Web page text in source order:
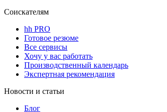
Соискателям
hh PRO
Готовое резюме
Все сервисы
Хочу у вас работать
Производственный календарь
Экспертная рекомендация
Новости и статьи
Блог